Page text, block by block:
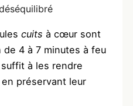
cuits à cœur sont
4 à 7 minutes à feu
à les rendre
préservant leur